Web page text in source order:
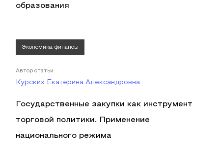
образования
Экономика, финансы
Автор статьи
Курских Екатерина Александровна
Государственные закупки как инструмент
торговой политики. Применение
национального режима